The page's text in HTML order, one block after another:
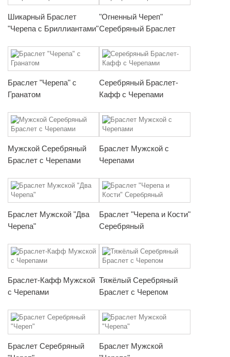
Шикарный Браслет
"Черепа с Бриллиантами"
"Огненный Череп"
Серебряный Браслет
Браслет "Черепа" с
Гранатом
Серебряный Браслет-
Кафф с Черепами
Мужской Серебряный
Браслет с Черепами
Браслет Мужской с
Черепами
Браслет Мужской "Два
Черепа"
Браслет "Черепа и Кости"
Серебряный
Браслет-Кафф Мужской
с Черепами
Тяжёлый Серебряный
Браслет с Черепом
Браслет Серебряный
Браслет Мужской